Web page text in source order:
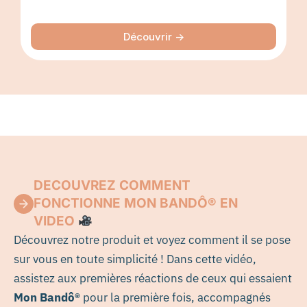
Découvrir ->
DECOUVREZ COMMENT
FONCTIONNE MON BANDÔ® EN
VIDEO
Découvrez notre produit et voyez comment il se pose
sur vous en toute simplicité ! Dans cette vidéo,
assistez aux premières réactions de ceux qui essaient
Mon Bandô® pour la première fois, accompagnés